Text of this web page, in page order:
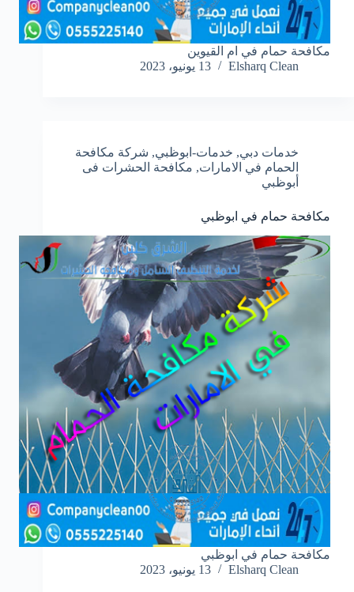
مكافحة حمام في ام القيوين
Elsharq Clean
13 يونيو، 2023
خدمات دبي, خدمات-ابوظبي, شركة مكافحة
الحمام في الامارات, مكافحة الحشرات فى
أبوظبي
مكافحة حمام في ابوظبي
مكافحة حمام في ابوظبي
Elsharq Clean
13 يونيو، 2023